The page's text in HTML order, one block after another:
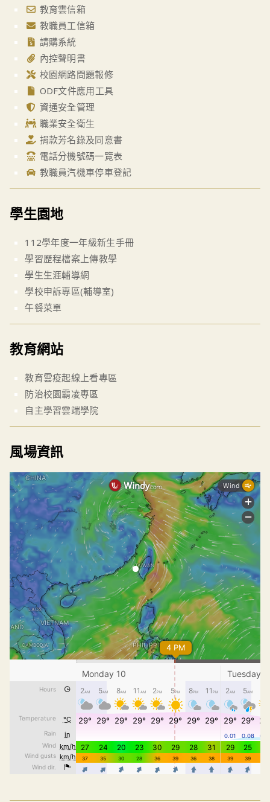
教育雲信箱
教職員工信箱
請購系統
內控聲明書
校園網路問題報修
ODF文件應用工具
資通安全管理
職業安全衛生
捐款芳名錄及同意書
電話分機號碼一覽表
教職員汽機車停車登記
學生園地
112學年度一年級新生手冊
學習歷程檔案上傳教學
學生生涯輔導網
學校申訴專區(輔導室)
午餐菜單
教育網站
教育雲疫起線上看專區
防治校園霸凌專區
自主學習雲端學院
風場資訊